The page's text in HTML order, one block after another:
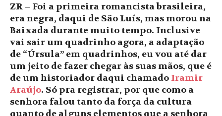
ZR – Foi a primeira romancista brasileira,
era negra, daqui de São Luís, mas morou na
Baixada durante muito tempo. Inclusive
vai sair um quadrinho agora, a adaptação
de “Úrsula” em quadrinhos, eu vou até dar
um jeito de fazer chegar às suas mãos, que é
de um historiador daqui chamado Iramir
Araújo. Só pra registrar, por que como a
senhora falou tanto da força da cultura
quanto de alguns elementos que a senhora